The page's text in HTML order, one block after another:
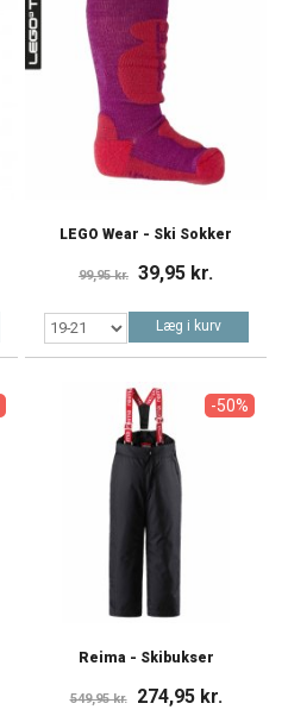
LEGO Wear - Ski Sokker
99,95 kr. 39,95 kr.
Læg i kurv
-50%
Reima - Skibukser
549,95 kr. 274,95 kr.